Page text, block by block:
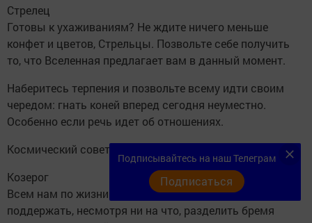
Стрелец
Готовы к ухаживаниям? Не ждите ничего меньше
конфет и цветов, Стрельцы. Позвольте себе получить
то, что Вселенная предлагает вам в данный момент.
Наберитесь терпения и позвольте всему идти своим
чередом: гнать коней вперед сегодня неуместно.
Особенно если речь идет об отношениях.
Космический совет: плывите по течению.
Козерог
Всем нам по жизни нужен компаньон. Кто-то, кто готов
поддержать, несмотря ни на что, разделить бремя
Подписывайтесь на наш Телеграм
Подписаться